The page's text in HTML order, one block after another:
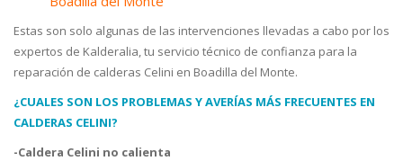
Estas son solo algunas de las intervenciones llevadas a cabo por los
expertos de Kalderalia, tu servicio técnico de confianza para la
reparación de calderas Celini en Boadilla del Monte.
¿CUALES SON LOS PROBLEMAS Y AVERÍAS MÁS FRECUENTES EN
CALDERAS CELINI?
-Caldera Celini no calienta